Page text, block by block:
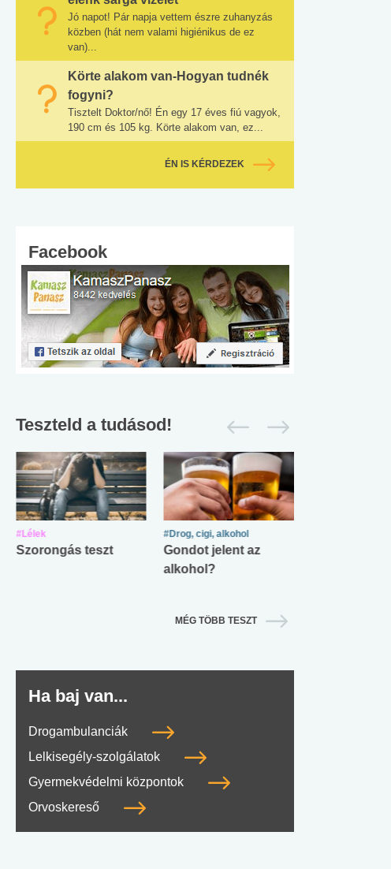
Jó napot! Pár napja vettem észre zuhanyzás
közben (hát nem valami higiénikus de ez
van)...
Körte alakom van-Hogyan tudnék
fogyni?
Tisztelt Doktor/nő! Én egy 17 éves fiú vagyok,
190 cm és 105 kg. Körte alakom van, ez...
ÉN IS KÉRDEZEK
Facebook
Teszteld a tudásod!
#Lélek
Szorongás teszt
#Drog, cigi, alkohol
Gondot jelent az
alkohol?
MÉG TÖBB TESZT
Ha baj van...
Drogambulanciák
Lelkisegély-szolgálatok
Gyermekvédelmi központok
Orvoskereső